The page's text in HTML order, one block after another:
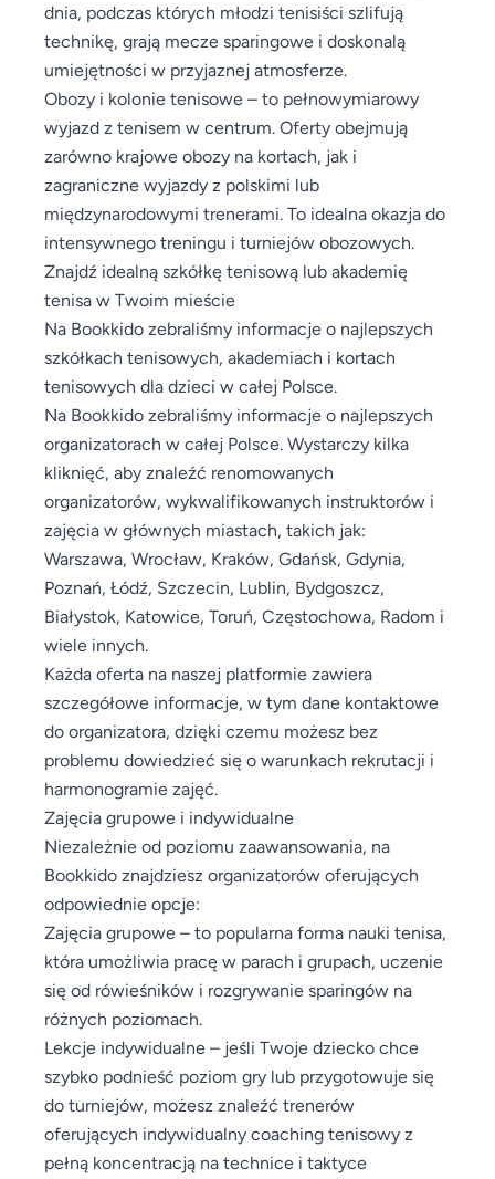
dnia, podczas których młodzi tenisiści szlifują
technikę, grają mecze sparingowe i doskonalą
umiejętności w przyjaznej atmosferze.
Obozy i kolonie tenisowe – to pełnowymiarowy
wyjazd z tenisem w centrum. Oferty obejmują
zarówno krajowe obozy na kortach, jak i
zagraniczne wyjazdy z polskimi lub
międzynarodowymi trenerami. To idealna okazja do
intensywnego treningu i turniejów obozowych.
Znajdź idealną szkółkę tenisową lub akademię
tenisa w Twoim mieście
Na Bookkido zebraliśmy informacje o najlepszych
szkółkach tenisowych, akademiach i kortach
tenisowych dla dzieci w całej Polsce.
Na Bookkido zebraliśmy informacje o najlepszych
organizatorach w całej Polsce. Wystarczy kilka
kliknięć, aby znaleźć renomowanych
organizatorów, wykwalifikowanych instruktorów i
zajęcia w głównych miastach, takich jak:
Warszawa, Wrocław, Kraków, Gdańsk, Gdynia,
Poznań, Łódź, Szczecin, Lublin, Bydgoszcz,
Białystok, Katowice, Toruń, Częstochowa, Radom i
wiele innych.
Każda oferta na naszej platformie zawiera
szczegółowe informacje, w tym dane kontaktowe
do organizatora, dzięki czemu możesz bez
problemu dowiedzieć się o warunkach rekrutacji i
harmonogramie zajęć.
Zajęcia grupowe i indywidualne
Niezależnie od poziomu zaawansowania, na
Bookkido znajdziesz organizatorów oferujących
odpowiednie opcje:
Zajęcia grupowe – to popularna forma nauki tenisa,
która umożliwia pracę w parach i grupach, uczenie
się od rówieśników i rozgrywanie sparingów na
różnych poziomach.
Lekcje indywidualne – jeśli Twoje dziecko chce
szybko podnieść poziom gry lub przygotowuje się
do turniejów, możesz znaleźć trenerów
oferujących indywidualny coaching tenisowy z
pełną koncentracją na technice i taktyce